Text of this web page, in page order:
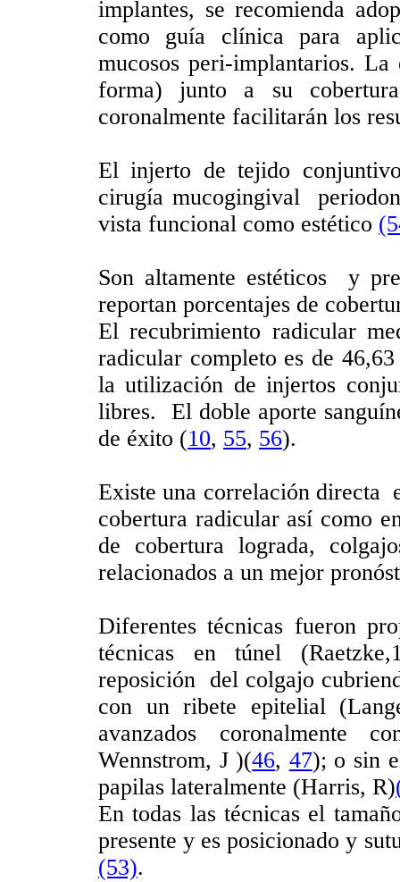
implantes, se recomienda
como guía clínica para
mucosos peri-implantarios.
forma) junto a su
coronalmente facilitarán los
El injerto de tejido
cirugía mucogingival
vista funcional como estético
Son altamente estéticos y
reportan porcentajes de
El recubrimiento radicular
radicular completo es de
la utilización de injertos
libres. El doble aporte
de éxito (10, 55, 56).
Existe una correlación directa
cobertura radicular así como
de cobertura lograda,
relacionados a un mejor
Diferentes técnicas fueron
técnicas en túnel
reposición del colgajo
con un ribete epitelial
avanzados coronalmente
Wennstrom, J )(46, 47); o sin
papilas lateralmente (Harris, R)
En todas las técnicas el
presente y es posicionado y
(53).